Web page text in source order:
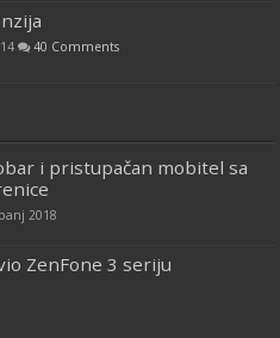
40 Comments
i pristupačan mobitel sa
2018
ZenFone 3 seriju